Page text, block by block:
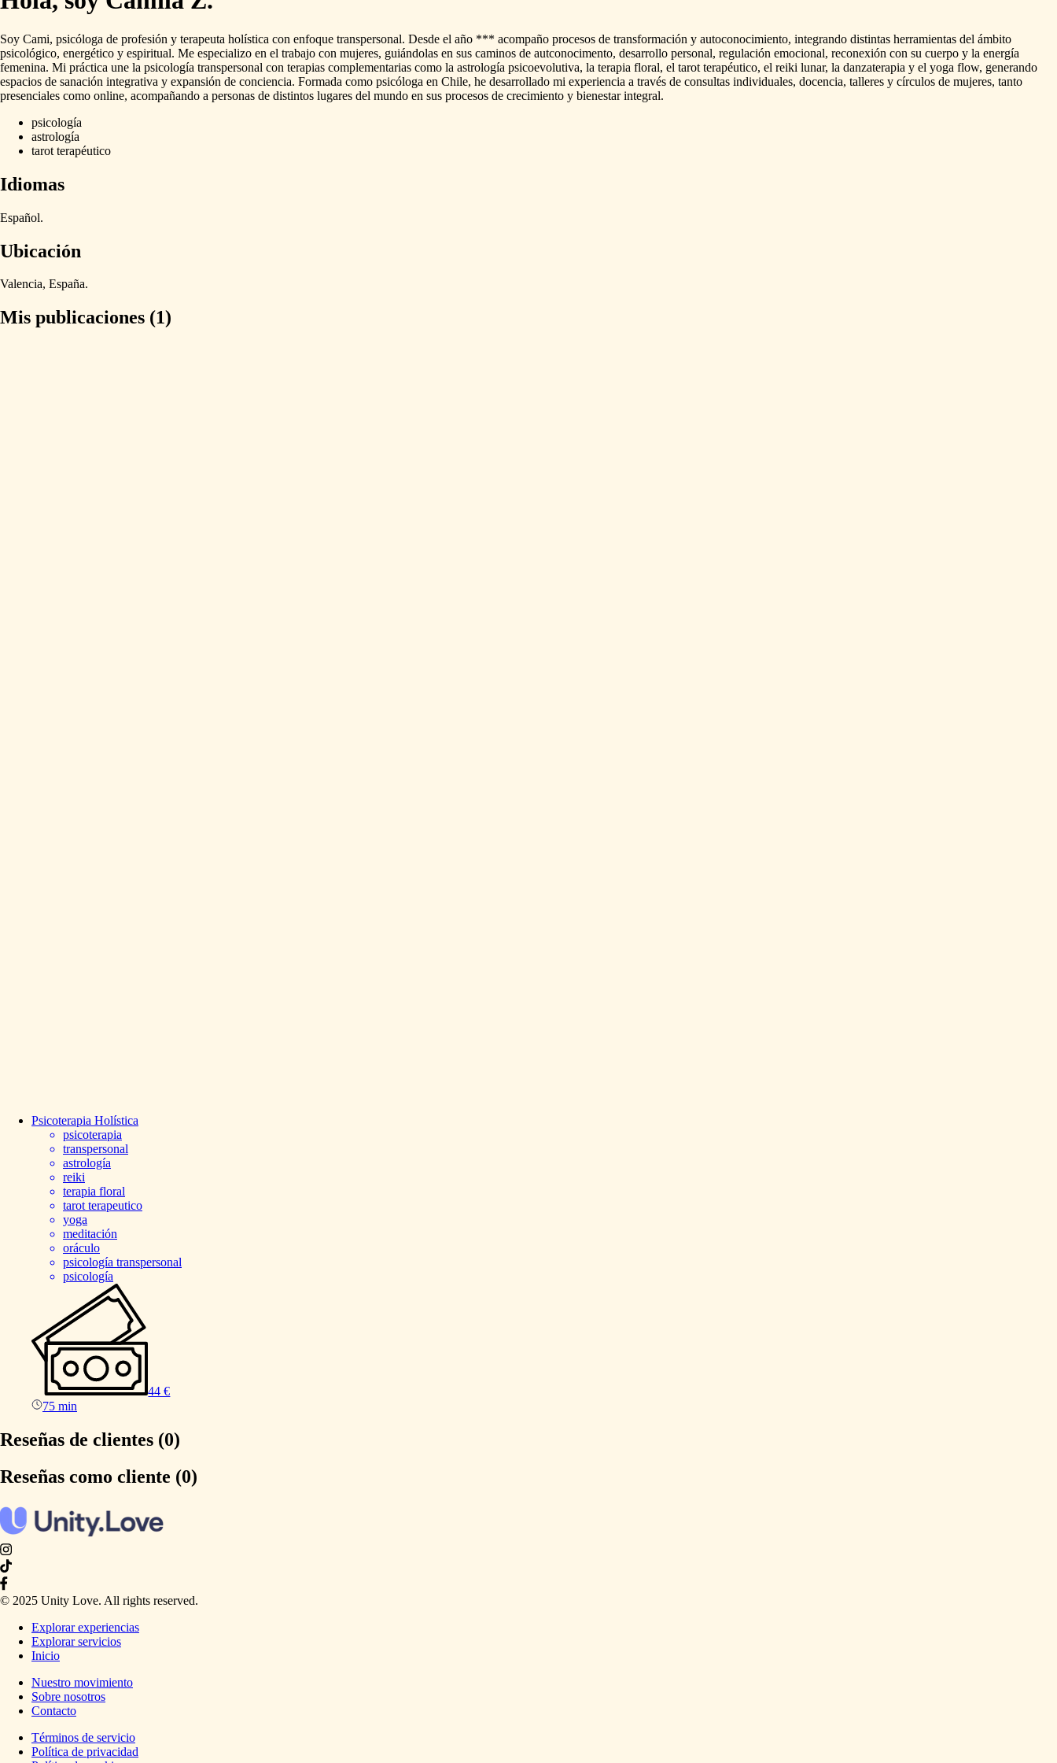
Soy Cami, psicóloga de profesión y terapeuta holística con enfoque transpersonal. Desde el año *** acompaño procesos de transformación y autoconocimiento, integrando distintas herramientas del ámbito
psicológico, energético y espiritual. Me especializo en el trabajo con mujeres, guiándolas en sus caminos de autconocimento, desarrollo personal, regulación emocional, reconexión con su cuerpo y la energía
femenina. Mi práctica une la psicología transpersonal con terapias complementarias como la astrología psicoevolutiva, la terapia floral, el tarot terapéutico, el reiki lunar, la danzaterapia y el yoga flow, generando
espacios de sanación integrativa y expansión de conciencia. Formada como psicóloga en Chile, he desarrollado mi experiencia a través de consultas individuales, docencia, talleres y círculos de mujeres, tanto
presenciales como online, acompañando a personas de distintos lugares del mundo en sus procesos de crecimiento y bienestar integral.
psicología
astrología
tarot terapéutico
Idiomas
Español.
Ubicación
Valencia, España.
Mis publicaciones (1)
Psicoterapia Holística
psicoterapia
transpersonal
astrología
reiki
terapia floral
tarot terapeutico
yoga
meditación
oráculo
psicología transpersonal
psicología
44 €
75 min
Reseñas de clientes (0)
Reseñas como cliente (0)
© 2025 Unity Love. All rights reserved.
Explorar experiencias
Explorar servicios
Inicio
Nuestro movimiento
Sobre nosotros
Contacto
Términos de servicio
Política de privacidad